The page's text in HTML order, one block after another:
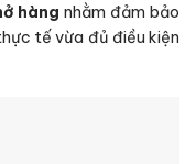
hàng nhằm đảm bảo
tế vừa đủ điều kiện